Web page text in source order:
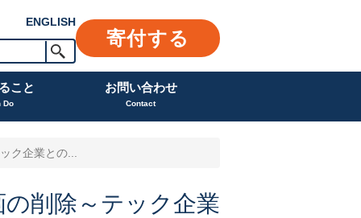
ENGLISH
寄付する
こと
Do
お問い合わせ
Contact
ク企業との...
削除～テック企業